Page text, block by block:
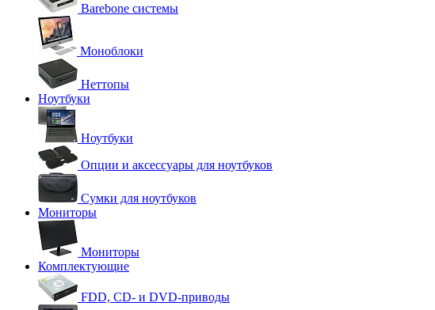
Barebone системы
Моноблоки
Неттопы
Ноутбуки
Ноутбуки
Опции и аксессуары для ноутбуков
Сумки для ноутбуков
Мониторы
Мониторы
Комплектующие
FDD, CD- и DVD-приводы